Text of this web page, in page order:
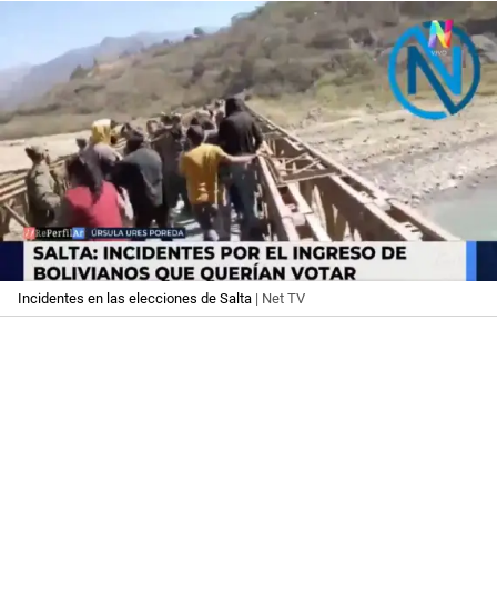
Incidentes en las elecciones de Salta | Net TV